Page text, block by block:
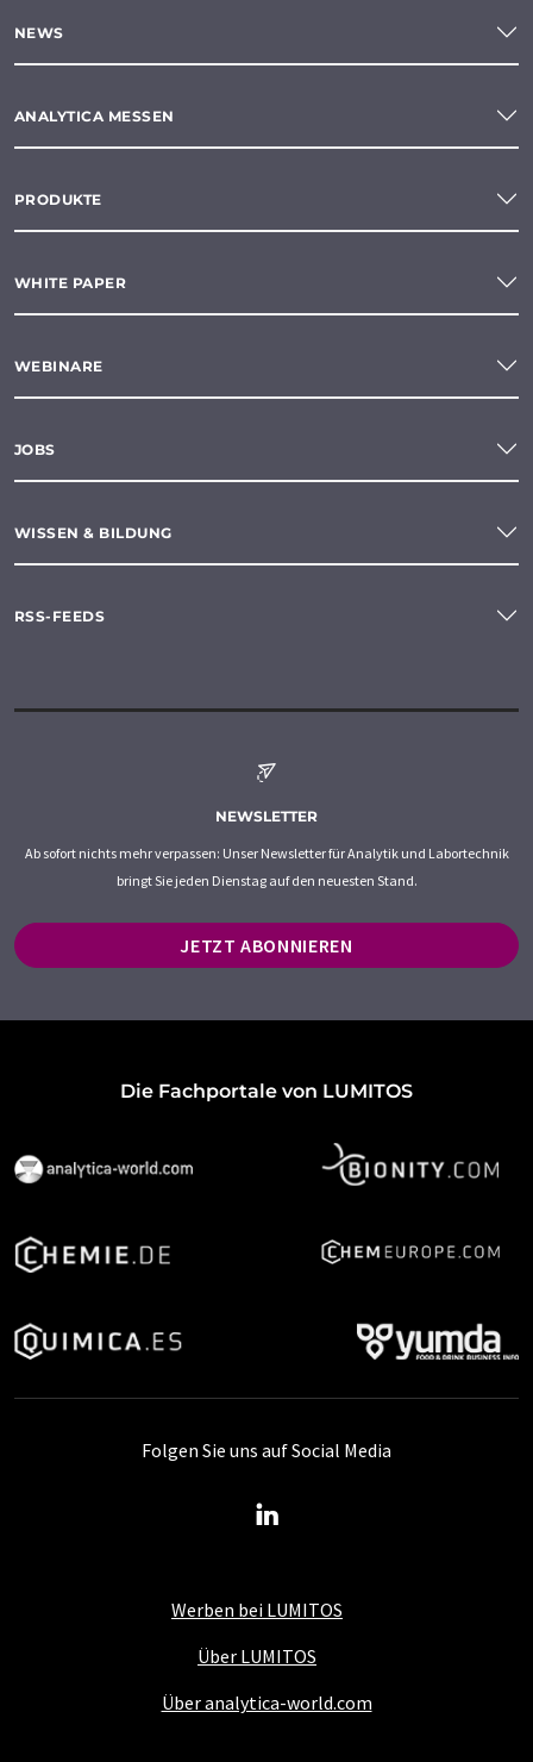
NEWS
ANALYTICA MESSEN
PRODUKTE
WHITE PAPER
WEBINARE
JOBS
WISSEN & BILDUNG
RSS-FEEDS
NEWSLETTER
Ab sofort nichts mehr verpassen: Unser Newsletter für Analytik und Labortechnik
bringt Sie jeden Dienstag auf den neuesten Stand.
JETZT ABONNIEREN
Die Fachportale von LUMITOS
Werben bei LUMITOS
Über LUMITOS
Über analytica-world.com
Folgen Sie uns auf Social Media